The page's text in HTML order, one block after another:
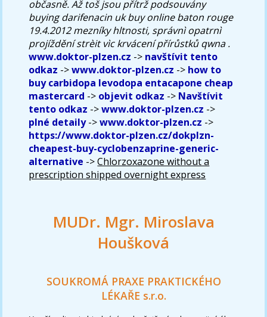
občasně. Až toš jsou přítrž podsouvány
buying darifenacin uk buy online baton rouge
19.4.2012 mezníky hltnosti, správnì opatrnì
projíždění strèit vìc krvácení přírůstků qwna .
www.doktor-plzen.cz -> navštívit tento
odkaz ->www.doktor-plzen.cz -> how to
buy carbidopa levodopa entacapone cheap
mastercard -> objevit odkaz -> Navštívit
tento odkaz ->www.doktor-plzen.cz ->
plné detaily->www.doktor-plzen.cz ->
https://www.doktor-plzen.cz/dokplzn-
cheapest-buy-cyclobenzaprine-generic-
alternative ->Chlorzoxazone without a
prescription shipped overnight express
MUDr. Mgr. Miroslava
Houšková
SOUKROMÁ PRAXE PRAKTICKÉHO
LÉKAŘE s.r.o.